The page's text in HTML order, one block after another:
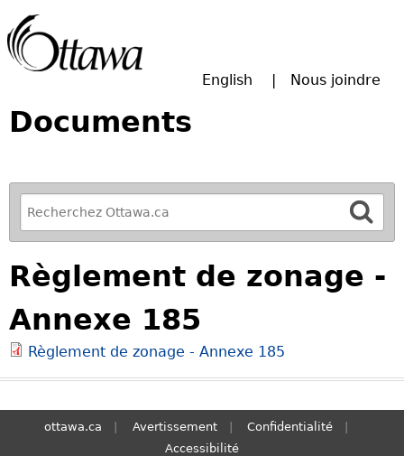
English Nous joindre
Documents
R
e
f
i
n
e
y
o
u
Règlement de zonage -
Annexe 185
Règlement de zonage - Annexe 185
ottawa.ca Avertissement
Confidentialité
Accessibilité